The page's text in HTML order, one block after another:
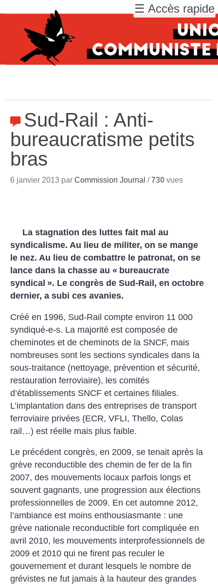
Sud-Rail : Anti-
bureaucratisme petits
bras
6 janvier 2013 parCommission Journal /730 vues
La stagnation des luttes fait mal au
syndicalisme. Au lieu de militer, on se mange
le nez. Au lieu de combattre le patronat, on se
lance dans la chasse au « bureaucrate
syndical ». Le congrès de Sud-Rail, en octobre
dernier, a subi ces avanies.
Créé en 1996, Sud-Rail compte environ 11 000
syndiqué-e-s. La majorité est composée de
cheminotes et de cheminots de la SNCF, mais
nombreuses sont les sections syndicales dans la
sous-traitance (nettoyage, prévention et sécurité,
restauration ferroviaire), les comités
d’établissements SNCF et certaines filiales.
L’implantation dans des entreprises de transport
ferroviaire privées (ECR, VFLI, Thello, Colas
rail…) est réelle mais plus faible.
Le précédent congrès, en 2009, se tenait après la
grève reconductible des chemin de fer de la fin
2007, des mouvements locaux parfois longs et
souvent gagnants, une progression aux élections
professionnelles de 2009. En cet automne 2012,
l’ambiance est moins enthousiasmante : une
grève nationale reconductible fort compliquée en
avril 2010, les mouvements interprofessionnels de
2009 et 2010 qui ne firent pas reculer le
gouvernement et durant lesquels le nombre de
grévistes ne fut jamais à la hauteur des grandes
☰ Accès rapide